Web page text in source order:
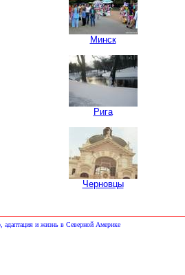
Минск
Рига
Черновцы
адаптация и жизнь в Северной Америке